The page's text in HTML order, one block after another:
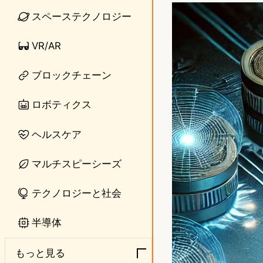
スペーステクノロジー
VR/AR
ブロックチェーン
ロボティクス
ヘルスケア
マルチスピーシーズ
テクノロジーと社会
半導体
もっと見る
n
e
o
d
o
n